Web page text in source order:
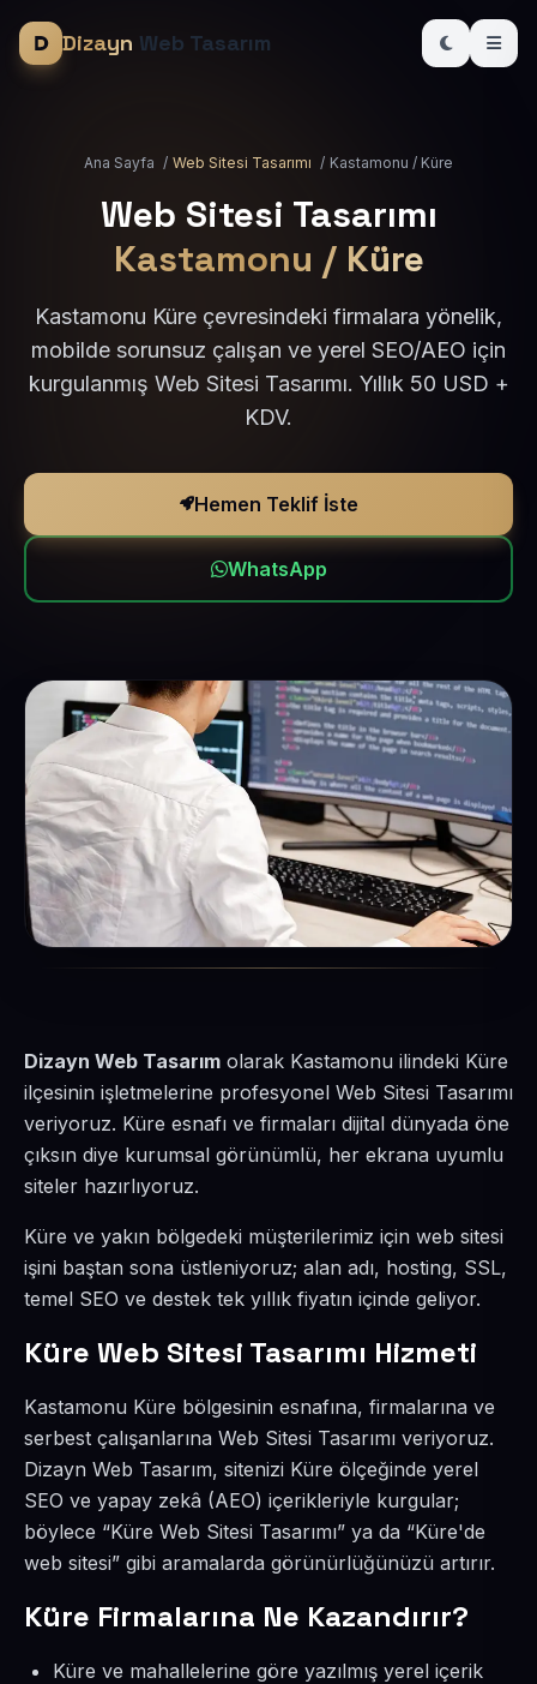
Dizayn Web Tasarım
Ana Sayfa / Web Sitesi Tasarımı / Kastamonu / Küre
Web Sitesi Tasarımı
Kastamonu / Küre
Kastamonu Küre çevresindeki firmalara yönelik,
mobilde sorunsuz çalışan ve yerel SEO/AEO için
kurgulanmış Web Sitesi Tasarımı. Yıllık 50 USD +
KDV.
Hemen Teklif İste
WhatsApp
Dizayn Web Tasarım olarak Kastamonu ilindeki Küre
ilçesinin işletmelerine profesyonel Web Sitesi Tasarımı
veriyoruz. Küre esnafı ve firmaları dijital dünyada öne
çıksın diye kurumsal görünümlü, her ekrana uyumlu
siteler hazırlıyoruz.
Küre ve yakın bölgedeki müşterilerimiz için web sitesi
işini baştan sona üstleniyoruz; alan adı, hosting, SSL,
temel SEO ve destek tek yıllık fiyatın içinde geliyor.
Küre Web Sitesi Tasarımı Hizmeti
Kastamonu Küre bölgesinin esnafına, firmalarına ve
serbest çalışanlarına Web Sitesi Tasarımı veriyoruz.
Dizayn Web Tasarım, sitenizi Küre ölçeğinde yerel
SEO ve yapay zekâ (AEO) içerikleriyle kurgular;
böylece “Küre Web Sitesi Tasarımı” ya da “Küre'de
web sitesi” gibi aramalarda görünürlüğünüzü artırır.
Küre Firmalarına Ne Kazandırır?
Küre ve mahallelerine göre yazılmış yerel içerik